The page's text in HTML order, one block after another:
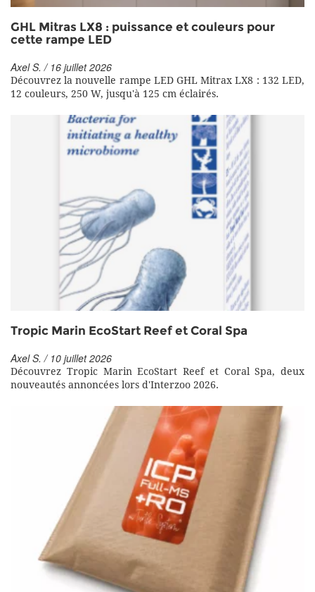
GHL Mitras LX8 : puissance et couleurs pour
cette rampe LED
Axel S. / 16 juillet 2026
Découvrez la nouvelle rampe LED GHL Mitrax LX8 : 132 LED,
12 couleurs, 250 W, jusqu'à 125 cm éclairés.
Tropic Marin EcoStart Reef et Coral Spa
Axel S. / 10 juillet 2026
Découvrez Tropic Marin EcoStart Reef et Coral Spa, deux
nouveautés annoncées lors d'Interzoo 2026.